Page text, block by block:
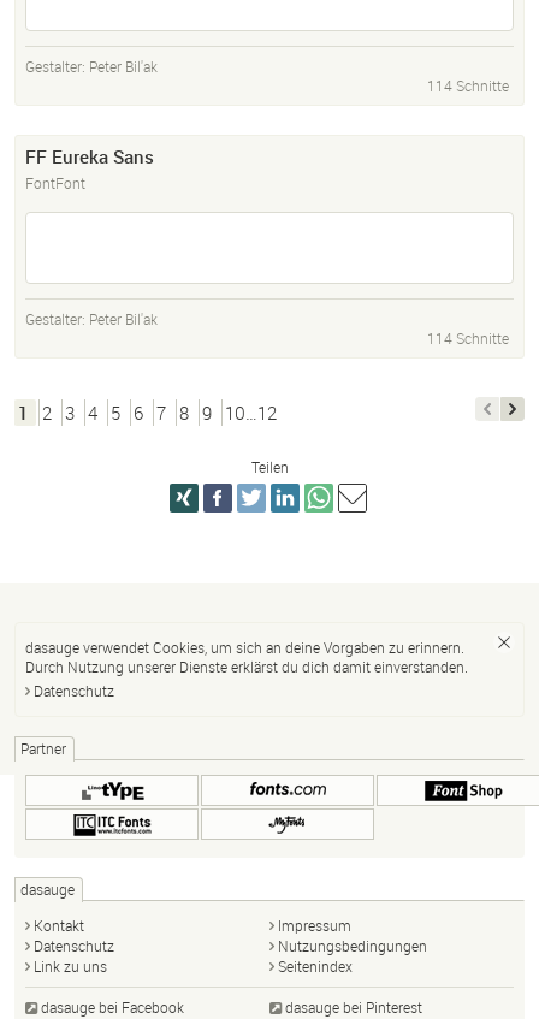
Gestalter: Peter Bil'ak
114 Schnitte
FF Eureka Sans
FontFont
Gestalter: Peter Bil'ak
114 Schnitte
1 2 3 4 5 6 7 8 9 10…12
Teilen
dasauge verwendet Cookies, um sich an deine Vorgaben zu erinnern.
Durch Nutzung unserer Dienste erklärst du dich damit einverstanden.
Datenschutz
Partner
dasauge
Kontakt
Impressum
Datenschutz
Nutzungsbedingungen
Link zu uns
Seitenindex
dasauge bei Facebook dasauge bei Pinterest